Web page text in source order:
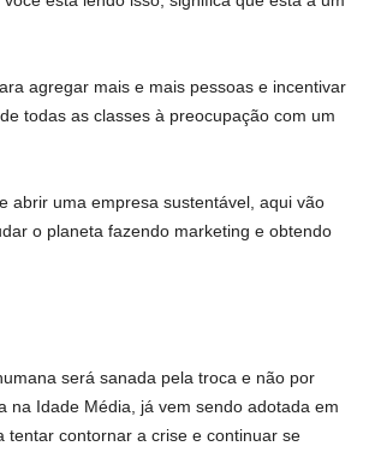
agregar mais e mais pessoas e incentivar
todas as classes à preocupação com um
abrir uma empresa sustentável, aqui vão
o planeta fazendo marketing e obtendo
será sanada pela troca e não por
na Idade Média, já vem sendo adotada em
tentar contornar a crise e continuar se